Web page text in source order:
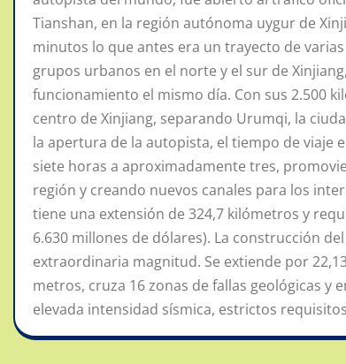
Tianshan, en la región autónoma uygur de
minutos lo que antes era un trayecto de
grupos urbanos en el norte y el sur de
funcionamiento el mismo día. Con sus 2.500
centro de Xinjiang, separando Urumqi, la
la apertura de la autopista, el tiempo de viaje
siete horas a aproximadamente tres,
región y creando nuevos canales para los
tiene una extensión de 324,7 kilómetros y
6.630 millones de dólares). La construcción
extraordinaria magnitud. Se extiende por
metros, cruza 16 zonas de fallas geológicas
elevada intensidad sísmica, estrictos